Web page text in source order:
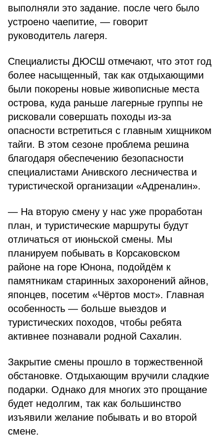
выполняли это задание. после чего было
устроено чаепитие, — говорит
руководитель лагеря.
Специалисты ДЮСШ отмечают, что этот год
более насыщенный, так как отдыхающими
были покорены новые живописные места
острова, куда раньше лагерные группы не
рисковали совершать походы из-за
опасности встретиться с главным хищником
тайги. В этом сезоне проблема решина
благодаря обеспечению безопасности
специалистами Анивского лесничества и
туристической организации «Адреналин».
— На вторую смену у нас уже проработан
план, и туристические маршруты будут
отличаться от июньской смены. Мы
планируем побывать в Корсаковском
районе на горе Юнона, подойдём к
памятникам старинных захоронений айнов,
японцев, посетим «Чёртов мост». Главная
особенность — больше выездов и
туристических походов, чтобы ребята
активнее познавали родной Сахалин.
Закрытие смены прошло в торжественной
обстановке. Отдыхающим вручили сладкие
подарки. Однако для многих это прощание
будет недолгим, так как большинство
изъявили желание побывать и во второй
смене.